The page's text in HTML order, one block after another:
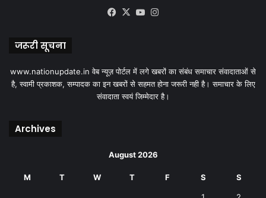
Facebook
X YouTube
जरूरी सूचना
www.nationupdate.in वेब न्यूज़ पोर्टल में लगे खबरों का संबंध समाचार संवादाताओं से
है, स्वामी प्रकाशक, सम्पादक का इन खबरों से सहमत होना जरूरी नही है। समाचार के लिए
संवादाता स्वयं जिम्मेदार है।
Archives
August 2026
M T W T F S S